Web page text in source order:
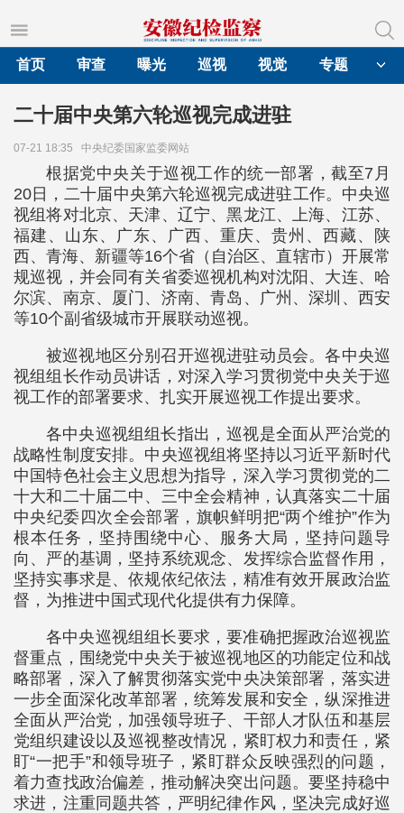
首页
审查 曝光 巡视 视觉 专题
二十届中央第六轮巡视完成进驻
07-21 18:35 中央纪委国家监委网站
根据党中央关于巡视工作的统一部署，截至7月
20日，二十届中央第六轮巡视完成进驻工作。中央巡
视组将对北京、天津、辽宁、黑龙江、上海、江苏、
福建、山东、广东、广西、重庆、贵州、西藏、陕
西、青海、新疆等16个省（自治区、直辖市）开展常
规巡视，并会同有关省委巡视机构对沈阳、大连、哈
尔滨、南京、厦门、济南、青岛、广州、深圳、西安
等10个副省级城市开展联动巡视。
被巡视地区分别召开巡视进驻动员会。各中央巡
视组组长作动员讲话，对深入学习贯彻党中央关于巡
视工作的部署要求、扎实开展巡视工作提出要求。
各中央巡视组组长指出，巡视是全面从严治党的
战略性制度安排。中央巡视组将坚持以习近平新时代
中国特色社会主义思想为指导，深入学习贯彻党的二
十大和二十届二中、三中全会精神，认真落实二十届
中央纪委四次全会部署，旗帜鲜明把“两个维护”作为
根本任务，坚持围绕中心、服务大局，坚持问题导
向、严的基调，坚持系统观念、发挥综合监督作用，
坚持实事求是、依规依纪依法，精准有效开展政治监
督，为推进中国式现代化提供有力保障。
各中央巡视组组长要求，要准确把握政治巡视监
督重点，围绕党中央关于被巡视地区的功能定位和战
略部署，深入了解贯彻落实党中央决策部署，落实进
一步全面深化改革部署，统筹发展和安全，纵深推进
全面从严治党，加强领导班子、干部人才队伍和基层
党组织建设以及巡视整改情况，紧盯权力和责任，紧
盯“一把手”和领导班子，紧盯群众反映强烈的问题，
着力查找政治偏差，推动解决突出问题。要坚持稳中
求进，注重同题共答，严明纪律作风，坚决完成好巡